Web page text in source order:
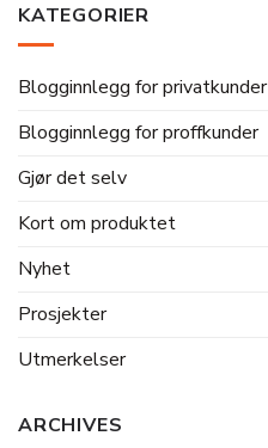
KATEGORIER
Blogginnlegg for privatkunder
Blogginnlegg for proffkunder
Gjør det selv
Kort om produktet
Nyhet
Prosjekter
Utmerkelser
ARCHIVES